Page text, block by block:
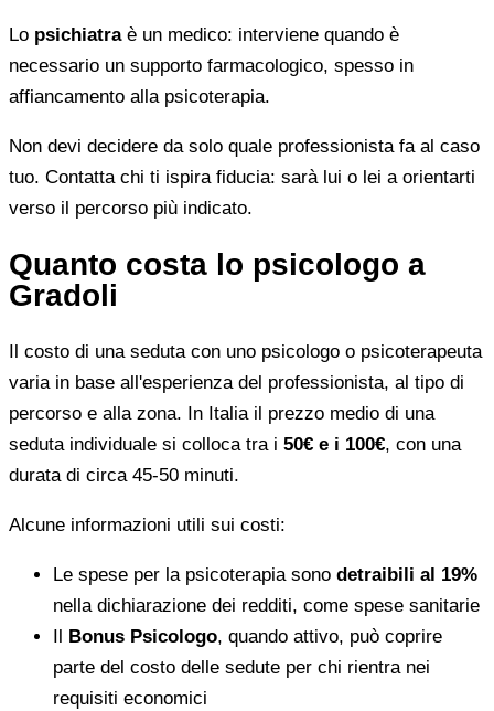
Lo psichiatraè un medico: interviene quando è
necessario un supporto farmacologico, spesso in
affiancamento alla psicoterapia.
Non devi decidere da solo quale professionista fa al caso
tuo. Contatta chi ti ispira fiducia: sarà lui o lei a orientarti
verso il percorso più indicato.
Quanto costa lo psicologo a
Gradoli
Il costo di una seduta con uno psicologo o psicoterapeuta
varia in base all'esperienza del professionista, al tipo di
percorso e alla zona. In Italia il prezzo medio di una
seduta individuale si colloca tra i 50€ e i 100€, con una
durata di circa 45-50 minuti.
Alcune informazioni utili sui costi:
Le spese per la psicoterapia sono detraibili al 19%
nella dichiarazione dei redditi, come spese sanitarie
Il Bonus Psicologo, quando attivo, può coprire
parte del costo delle sedute per chi rientra nei
requisiti economici